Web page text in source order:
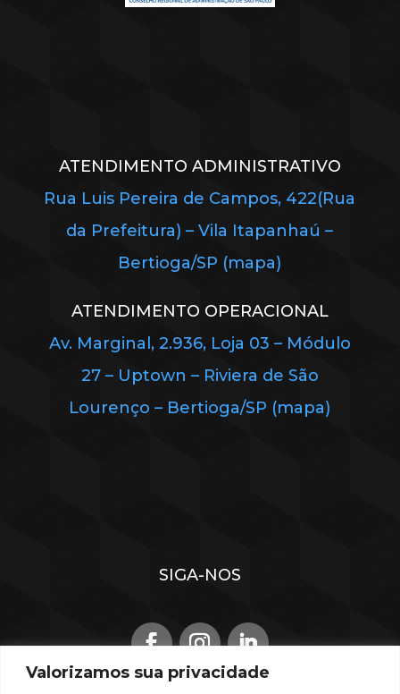
Valorizamos sua privacidade
ATENDIMENTO ADMINISTRATIVO
Rua Luis Pereira de Campos, 422(Rua
da Prefeitura) – Vila Itapanhaú –
Bertioga/SP (mapa)
ATENDIMENTO OPERACIONAL
Av. Marginal, 2.936, Loja 03 – Módulo
27 – Uptown – Riviera de São
Lourenço – Bertioga/SP (mapa)
SIGA-NOS